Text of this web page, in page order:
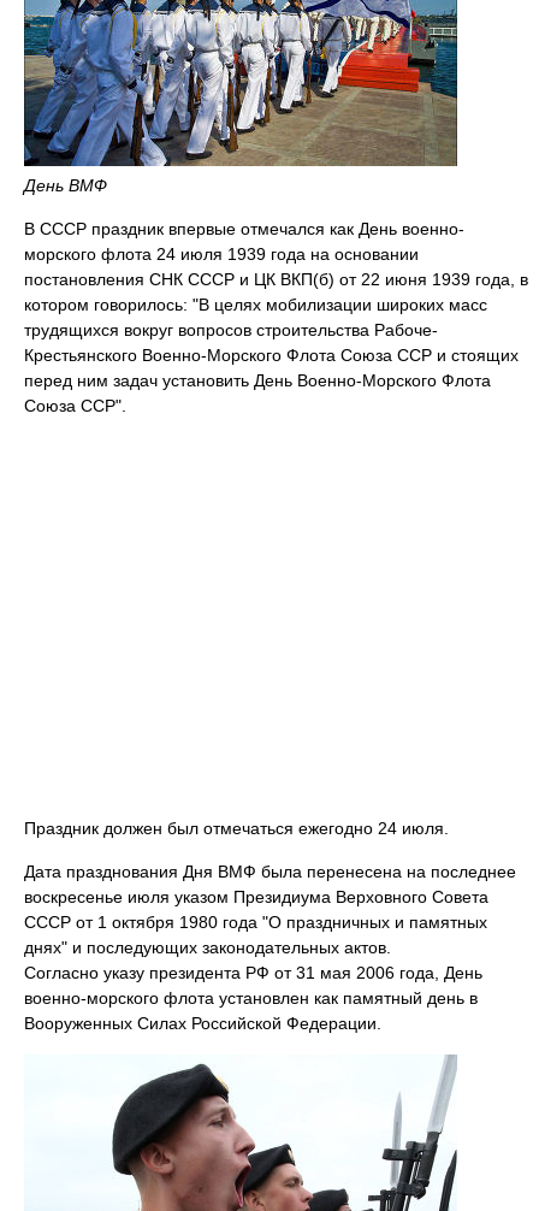
День ВМФ
В СССР праздник впервые отмечался как День военно-
морского флота 24 июля 1939 года на основании
постановления СНК СССР и ЦК ВКП(б) от 22 июня 1939 года, в
котором говорилось: "В целях мобилизации широких масс
трудящихся вокруг вопросов строительства Рабоче-
Крестьянского Военно-Морского Флота Союза ССР и стоящих
перед ним задач установить День Военно-Морского Флота
Союза ССР".
Праздник должен был отмечаться ежегодно 24 июля.
Дата празднования Дня ВМФ была перенесена на последнее
воскресенье июля указом Президиума Верховного Совета
СССР от 1 октября 1980 года "О праздничных и памятных
днях" и последующих законодательных актов.
Согласно указу президента РФ от 31 мая 2006 года, День
военно-морского флота установлен как памятный день в
Вооруженных Силах Российской Федерации.